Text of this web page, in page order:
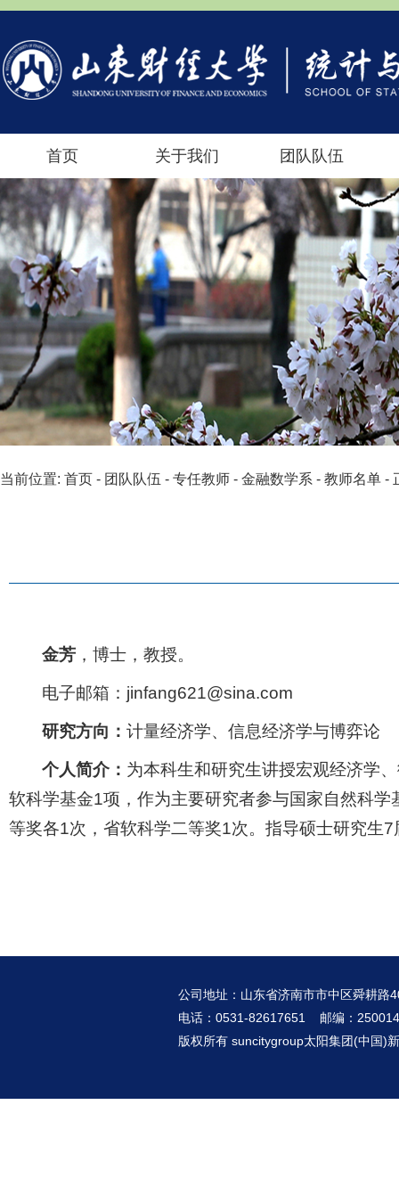
首页 关于我们 团队队伍
当前位置: 首页 - 团队队伍 - 专任教师 - 金融数学系 - 教师名单 -
金芳 ，博士，教授。
电子邮箱：jinfang621@sina.com
研究方向：计量经济学、信息经济学与博弈论
个人简介： 为本科生和研究生讲授宏观经济学
软科学基金1项，作为主要研究者参与国家自然科
等奖各1次，省软科学二等奖1次。指导硕士研究生7
公司地址：山东省济南市市中区舜耕路
电话：0531-82617651 邮编：250014
版权所有 suncitygroup太阳集团(中国)